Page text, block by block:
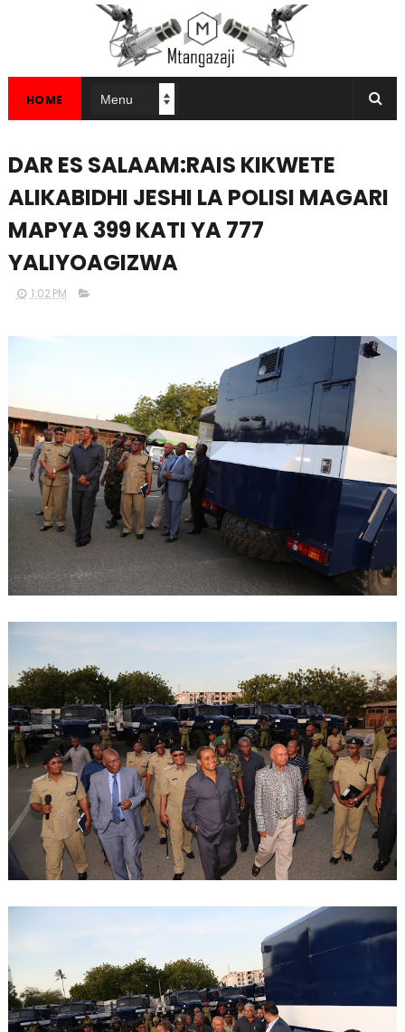
HOME
DAR ES SALAAM:RAIS KIKWETE
ALIKABIDHI JESHI LA POLISI MAGARI
MAPYA 399 KATI YA 777
YALIYOAGIZWA
1:02 PM